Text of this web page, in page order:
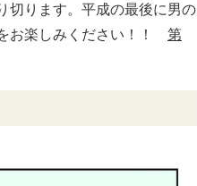
切ります。平成の最後に男の
お楽しみください！！ 第